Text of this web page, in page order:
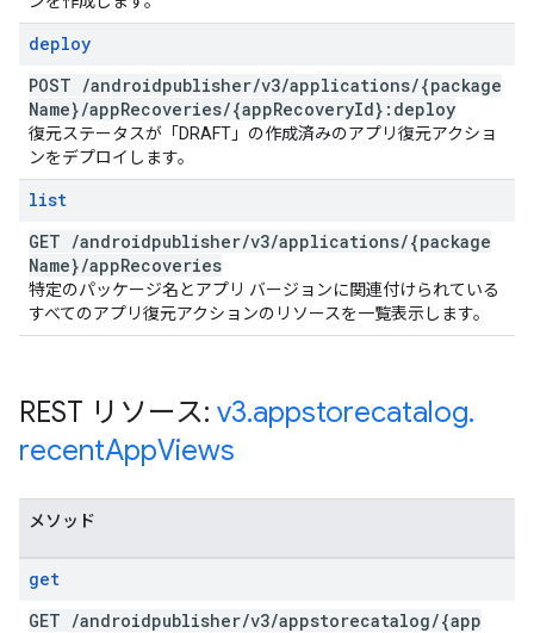
deploy
POST /androidpublisher/v3/applications/{package
Name}/appRecoveries/{appRecoveryId}:deploy
復元ステータスが「DRAFT」の作成済みのアプリ復元アクショ
ンをデプロイします。
list
GET /androidpublisher/v3/applications/{package
Name}/appRecoveries
特定のパッケージ名とアプリ バージョンに関連付けられている
すべてのアプリ復元アクションのリソースを一覧表示します。
REST リソース: v3.appstorecatalog.
recentAppViews
メソッド
get
GET /androidpublisher/v3/appstorecatalog/{app